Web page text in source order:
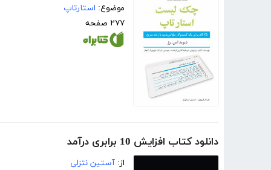
موضوع: استارتاپ
۲۷۷ صفحه
دانلود کتاب افزایش 10 برابری درآمد
از: آستین نتزلی